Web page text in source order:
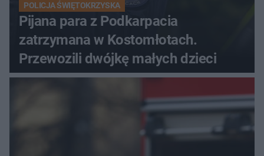
POLICJA ŚWIĘTOKRZYSKA
Pijana para z Podkarpacia
zatrzymana w Kostomłotach.
Przewozili dwójkę małych dzieci